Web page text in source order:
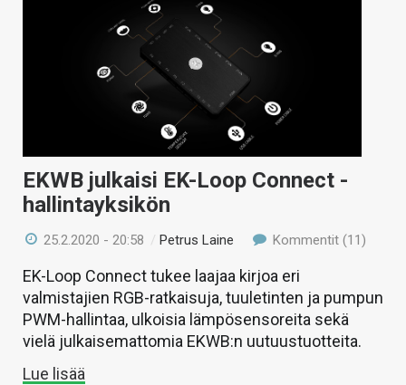
EKWB julkaisi EK-Loop Connect -
hallintayksikön
25.2.2020 - 20:58 /Petrus Laine Kommentit (11)
EK-Loop Connect tukee laajaa kirjoa eri
valmistajien RGB-ratkaisuja, tuuletinten ja pumpun
PWM-hallintaa, ulkoisia lämpösensoreita sekä
vielä julkaisemattomia EKWB:n uutuustuotteita.
Lue lisää